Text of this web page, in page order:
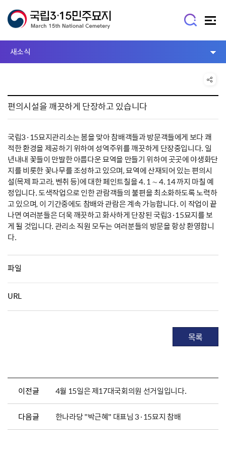
새소식
편의시설을 깨끗하게 단장하고 있습니다
국립3·15묘지관리소는 봄을 맞아 참배객들과 방문객들에게 보다 쾌
적한 환경을 제공하기 위하여 성역주위를 깨끗하게 단장중입니다. 일
년내내 꽃들이 만발한 아름다운 묘역을 만들기 위하여 곳곳에 야생화단
지를 비롯한 꽃나무를 조성하고 있으며, 묘역에 산재되어 있는 편의시
설(목제 파고라, 벤취 등)에 대한 페인트칠을 4. 1 ∼ 4. 14 까지 마칠 예
정입니다. 도색작업으로 인한 관람객들의 불편을 최소화하도록 노력하
고 있으며, 이 기간중에도 참배와 관람은 계속 가능합니다. 이 작업이 끝
나면 여러분들은 더욱 깨끗하고 화사하게 단장된 국립3·15묘지를 보
게 될 것입니다. 관리소 직원 모두는 여러분들의 방문을 항상 환영합니
다.
파일
URL
목록
이전글 4월 15일은 제17대국회의원 선거일입니다.
다음글 한나라당 "박근혜" 대표님 3·15묘지 참배